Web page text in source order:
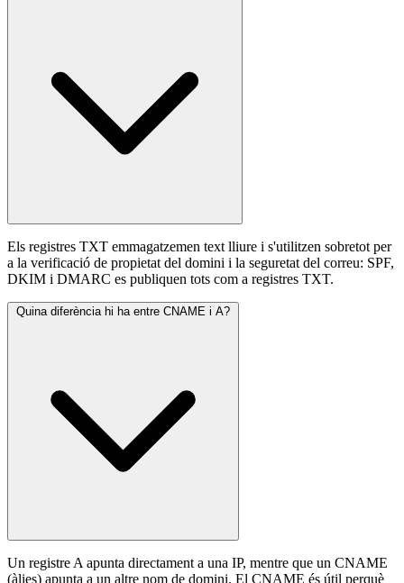
Els registres TXT emmagatzemen text lliure i s'utilitzen sobretot per
a la verificació de propietat del domini i la seguretat del correu: SPF,
DKIM i DMARC es publiquen tots com a registres TXT.
Quina diferència hi ha entre CNAME i A?
Un registre A apunta directament a una IP, mentre que un CNAME
(àlies) apunta a un altre nom de domini. El CNAME és útil perquè